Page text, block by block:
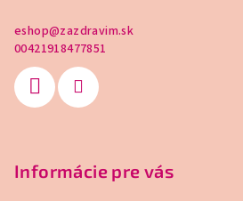
eshop@zazdravim.sk
00421918477851
Informácie pre vás